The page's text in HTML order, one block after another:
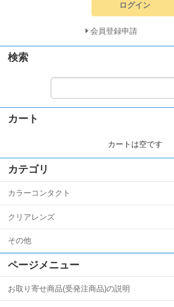
ログイン
検索
カート
カートは空です
カテゴリ
カラーコンタクト
クリアレンズ
その他
ページメニュー
お取り寄せ商品(受発注商品)の説明